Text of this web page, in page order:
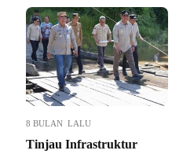
8 BULAN LALU
Tinjau Infrastruktur